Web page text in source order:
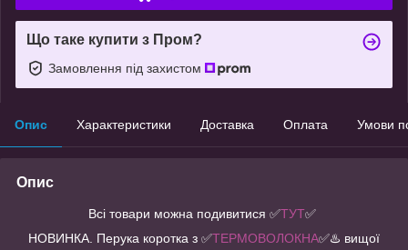
Що таке купити з Пром?
Замовлення під захистом
Опис Характеристики Доставка Оплата Умови
Опис
Всі товари можна подивитися ✅ТУТ✅
НОВИНКА. Перука коротка з ✅ТЕРМОВОЛОКНА✅♨️ вищої